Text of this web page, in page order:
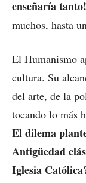
enseñaría tanto!
muchos, hasta
El Humanismo
cultura. Su
del arte, de la
tocando lo más
El dilema
Antigüedad
Iglesia